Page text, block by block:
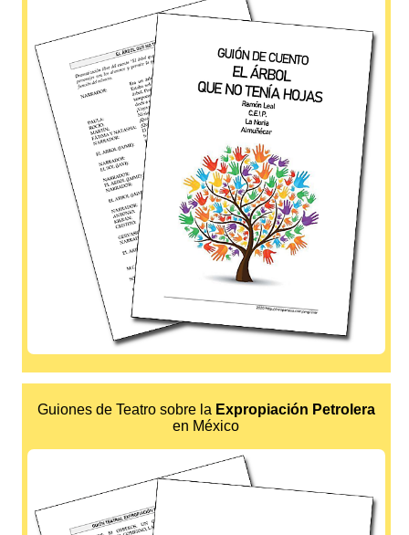
Guiones de Teatro sobre la Expropiación Petrolera
en México